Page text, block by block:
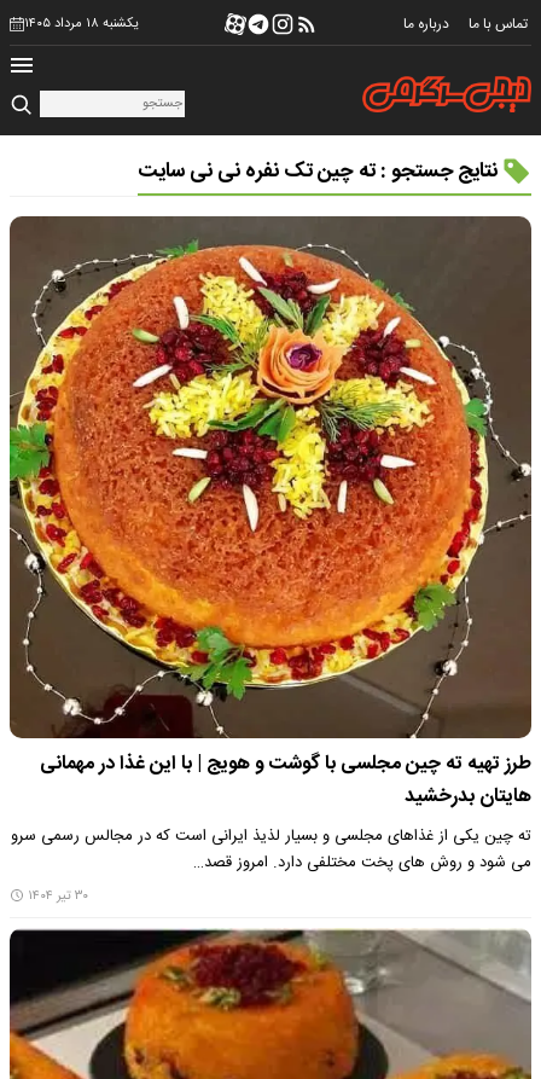
تماس با ما درباره ما یکشنبه ۱۸ مرداد ۱۴۰۵
نتایج جستجو : ته چین تک نفره نی نی سایت
طرز تهیه ته چین مجلسی با گوشت و هویج | با این غذا در مهمانی
هایتان بدرخشید
ته چین یکی از غذاهای مجلسی و بسیار لذیذ ایرانی است که در مجالس رسمی سرو
می شود و روش های پخت مختلفی دارد. امروز قصد…
۳۰ تیر ۱۴۰۴